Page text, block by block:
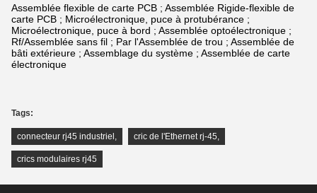
Assemblée flexible de carte PCB ; Assemblée Rigide-flexible de
carte PCB ; Microélectronique, puce à protubérance ;
Microélectronique, puce à bord ; Assemblée optoélectronique ;
Rf/Assemblée sans fil ; Par l'Assemblée de trou ; Assemblée de
bâti extérieure ; Assemblage du système ; Assemblée de carte
électronique
Tags:
connecteur rj45 industriel , cric de l'Ethernet rj-45,
crics modulaires rj45